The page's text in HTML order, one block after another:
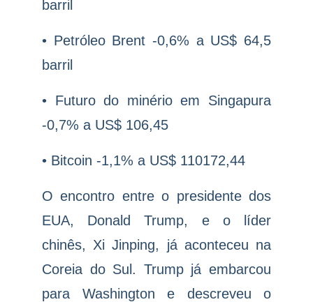
barril
• Petróleo Brent -0,6% a US$ 64,5
barril
• Futuro do minério em Singapura
-0,7% a US$ 106,45
• Bitcoin -1,1% a US$ 110172,44
O encontro entre o presidente dos
EUA, Donald Trump, e o líder
chinês, Xi Jinping, já aconteceu na
Coreia do Sul. Trump já embarcou
para Washington e descreveu o